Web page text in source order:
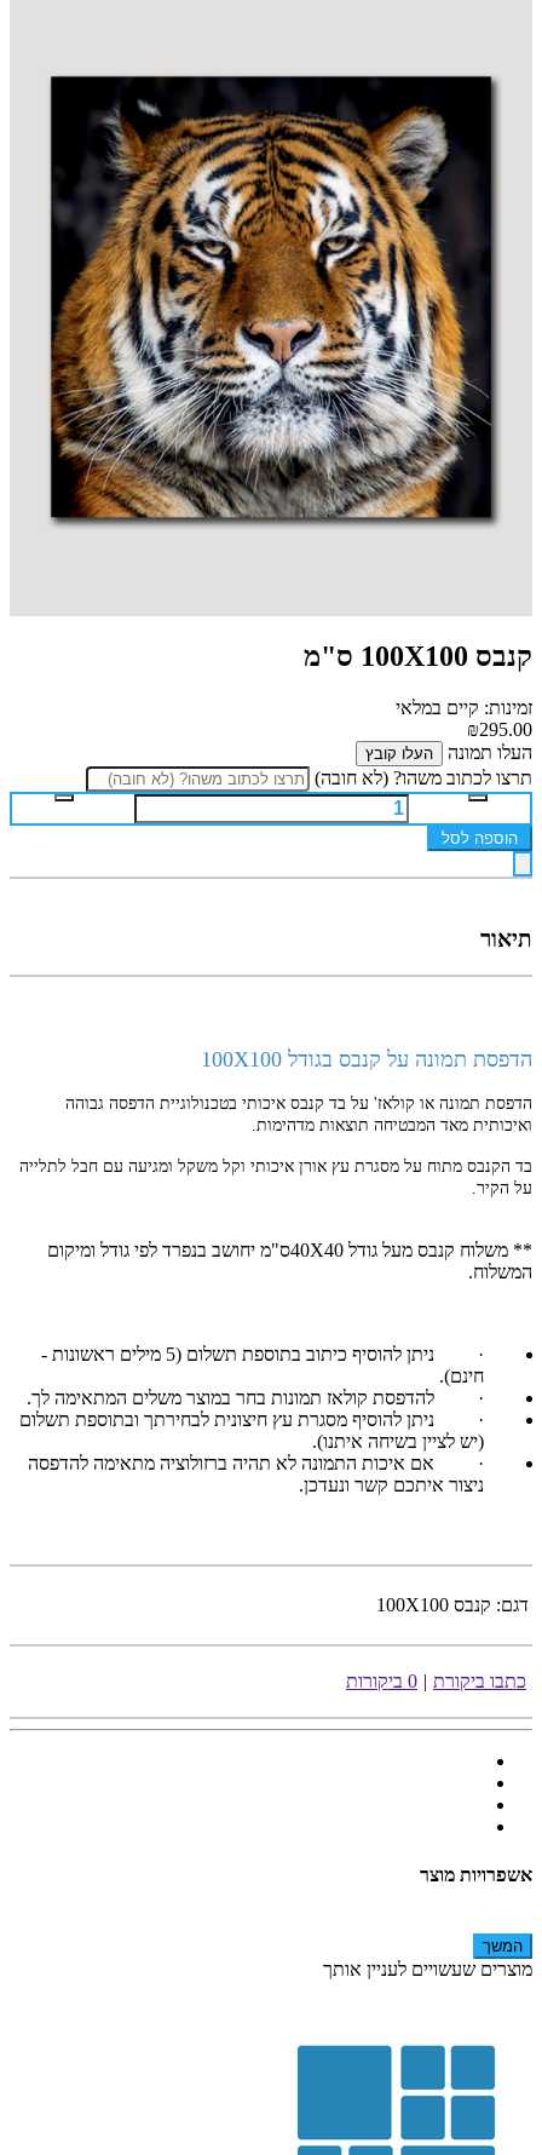
קנבס 100X100 ס"מ
זמינות: קיים במלאי
₪295.00
העלו תמונה
העלו קובץ
תרצו לכתוב משהו? (לא חובה)
הוספה לסל
תיאור
הדפסת תמונה על קנבס בגודל 100X100
הדפסת תמונה או קולאז' על בד קנבס איכותי בטכנולוגיית הדפסה גבוהה
ואיכותית מאד המבטיחה תוצאות מדהימות.
בד הקנבס מתוח על מסגרת עץ אורן איכותי וקל משקל ומגיעה עם חבל לתלייה
על הקיר.
** משלוח קנבס מעל גודל 40X40ס"מ יחושב בנפרד לפי גודל ומיקום
המשלוח.
·
ניתן להוסיף כיתוב בתוספת תשלום (5 מילים ראשונות -
חינם).
·
להדפסת קולאז תמונות בחר במוצר משלים המתאימה לך.
·
ניתן להוסיף מסגרת עץ חיצונית לבחירתך ובתוספת תשלום
(יש לציין בשיחה איתנו).
·
אם איכות התמונה לא תהיה ברזולוציה מתאימה להדפסה
ניצור איתכם קשר ונעדכן.
דגם: קנבס 100X100
כתבו ביקורת | 0 ביקורות
אשפרויות מוצר
המשך
מוצרים שעשויים לעניין אותך